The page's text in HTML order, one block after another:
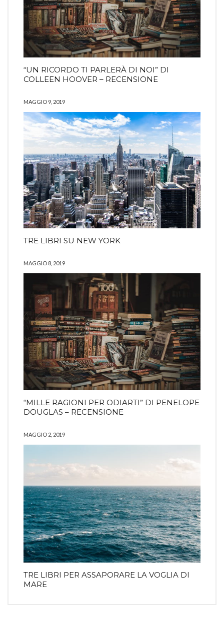
“UN RICORDO TI PARLERÀ DI NOI” DI
COLLEEN HOOVER – RECENSIONE
MAGGIO 9, 2019
TRE LIBRI SU NEW YORK
MAGGIO 8, 2019
“MILLE RAGIONI PER ODIARTI” DI PENELOPE
DOUGLAS – RECENSIONE
MAGGIO 2, 2019
TRE LIBRI PER ASSAPORARE LA VOGLIA DI
MARE